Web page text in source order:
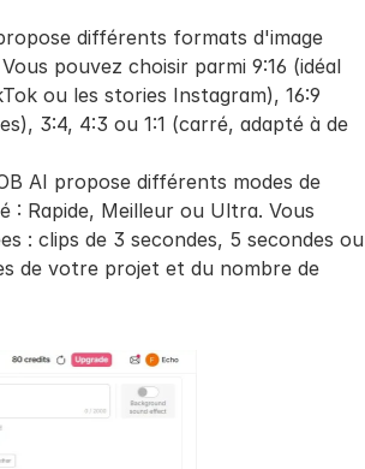
différents formats d'image
pouvez choisir parmi 9:16 (idéal
ou les stories Instagram), 16:9
3:4, 4:3 ou 1:1 (carré, adapté à de
AI propose différents modes de
: Rapide, Meilleur ou Ultra. Vous
: clips de 3 secondes, 5 secondes ou
de votre projet et du nombre de